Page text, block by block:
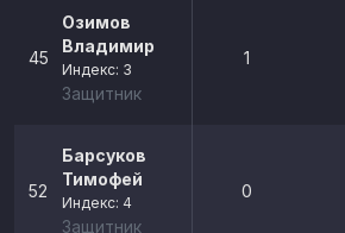
45
Озимов
Владимир
Индекс: 3
Защитник
1
52
Барсуков
Тимофей
Индекс: 4
Защитник
0